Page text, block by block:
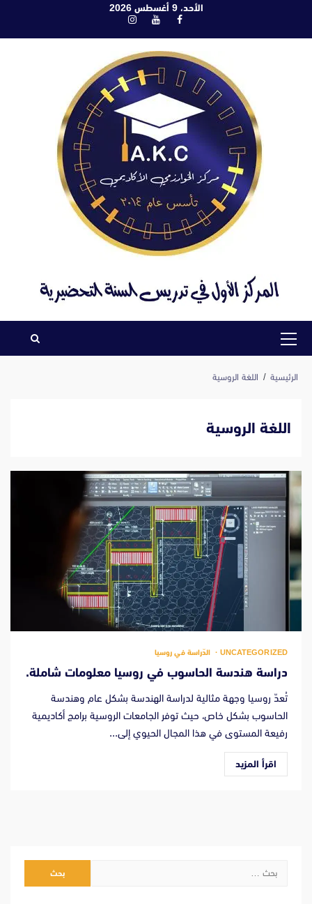
الأحد، 9 أغسطس 2026
فيسبوكيوتيوبانستغرام
القائمة
الرئيسية اللغة الروسية
اللغة الروسية
UNCATEGORIZED الدّراسة في روسيا
دراسة هندسة الحاسوب في روسيا معلومات شاملة.
تُعدّ روسيا وجهة مثالية لدراسة الهندسة بشكل عام وهندسة
الحاسوب بشكل خاص، حيث توفر الجامعات الروسية برامج أكاديمية
رفيعة المستوى في هذا المجال الحيوي إلى...
اقرأ المزيد
البحث